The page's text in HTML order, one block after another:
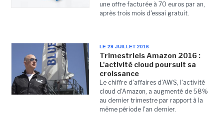
une offre facturée à 70 euros par an,
après trois mois d'essai gratuit.
LE 29 JUILLET 2016
Trimestriels Amazon 2016 :
L'activité cloud poursuit sa
croissance
Le chiffre d'affaires d'AWS, l'activité
cloud d'Amazon, a augmenté de 58%
au dernier trimestre par rapport à la
même période l'an dernier.